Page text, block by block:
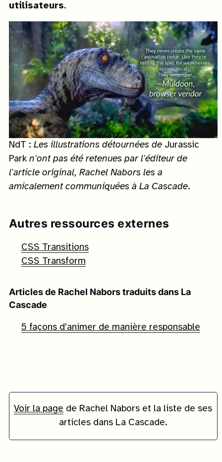
utilisateurs.
NdT : Les illustrations détournées deJurassic
Park n'ont pas été retenues par l'éditeur de
l'article original, Rachel Nabors les a
amicalement communiquées à La Cascade.
Autres ressources externes
CSS Transitions
CSS Transform
Articles de Rachel Naborstraduits dans La
Cascade
5 façons d'animer de manière responsable
Voir la page de Rachel Nabors et la liste de ses
articles dans La Cascade.